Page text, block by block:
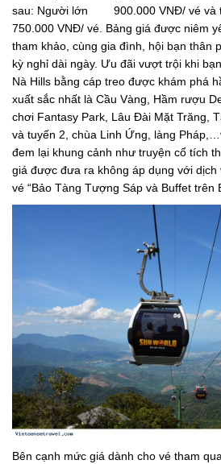
sau: Người lớn 900.000 VNĐ/ vé và
750.000 VNĐ/ vé. Bảng giá được niêm
tham khảo, cùng gia đình, hội bạn thân
kỳ nghỉ dài ngày. Ưu đãi vượt trội khi
Nà Hills bằng cáp treo được khám phá
xuất sắc nhất là Cầu Vàng, Hầm rượu
chơi Fantasy Park, Lâu Đài Mặt Trăng,
và tuyến 2, chùa Linh Ứng, làng
đem lại khung cảnh như truyện cổ tích
giá được đưa ra không áp dụng với dịch
vé “Bảo Tàng Tượng Sáp và Buffet trên
Bên cạnh mức giá dành cho vé tham